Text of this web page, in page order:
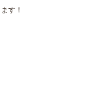
す！